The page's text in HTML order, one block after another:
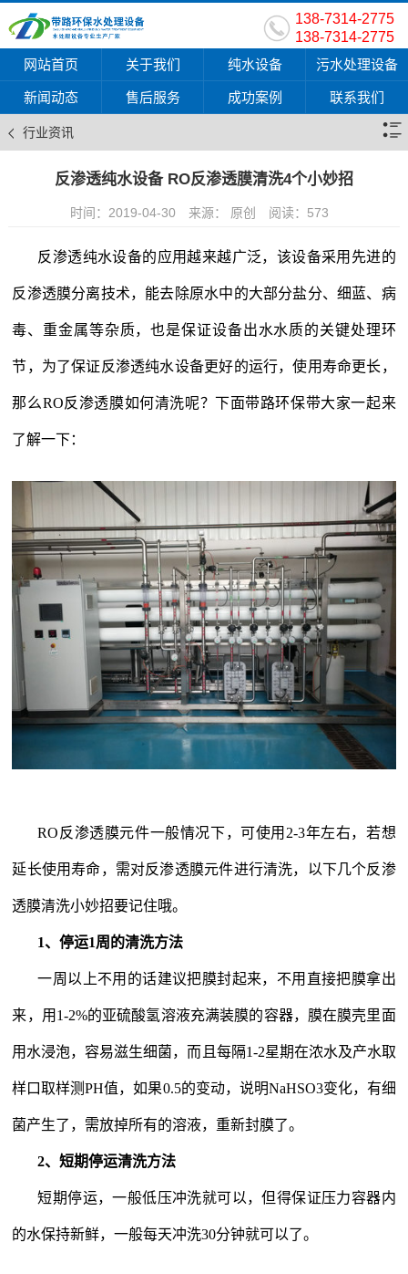
138-7314-2775
138-7314-2775
网站首页
关于我们 纯水设备 污水处理设备
新闻动态 售后服务 成功案例 联系我们
行业资讯
反渗透纯水设备 RO反渗透膜清洗4个小妙招
时间：2019-04-30 来源： 原创 阅读： 573
反渗透纯水设备的应用越来越广泛，该设备采用先进的
反渗透膜分离技术，能去除原水中的大部分盐分、细蓝、病
毒、重金属等杂质，也是保证设备出水水质的关键处理环
节，为了保证反渗透纯水设备更好的运行，使用寿命更长，
那么RO反渗透膜如何清洗呢？下面带路环保带大家一起来
了解一下：
RO反渗透膜元件一般情况下，可使用 2-3年左右，若想
延长使用寿命，需对反渗透膜元件进行清洗，以下几个反渗
透膜清洗小妙招要记住哦。
1、停运1周的清洗方法
一周以上不用的话建议把膜封起来，不用直接把膜拿出
来，用 1-2%的亚硫酸氢溶液充满装膜的容器，膜在膜壳里面
用水浸泡，容易滋生细菌，而且每隔1-2星期在浓水及产水取
样口取样测PH值，如果0.5的变动，说明NaHSO3变化，有细
菌产生了，需放掉所有的溶液，重新封膜了。
2、短期停运清洗方法
短期停运，一般低压冲洗就可以，但得保证压力容器内
的水保持新鲜，一般每天冲洗30分钟就可以了。